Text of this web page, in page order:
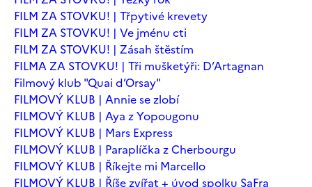
FILM ZA STOVKU! | Třpytivé krevety
FILM ZA STOVKU! | Ve jménu cti
FILM ZA STOVKU! | Zásah štěstím
FILMA ZA STOVKU! | Tři mušketýři: D’Artagnan
Filmový klub "Quai d’Orsay"
FILMOVÝ KLUB | Annie se zlobí
FILMOVÝ KLUB | Aya z Yopougonu
FILMOVÝ KLUB | Mars Express
FILMOVÝ KLUB | Paraplíčka z Cherbourgu
FILMOVÝ KLUB | Říkejte mi Marcello
FILMOVÝ KLUB | Říše zvířat + úvod spolku SaFra